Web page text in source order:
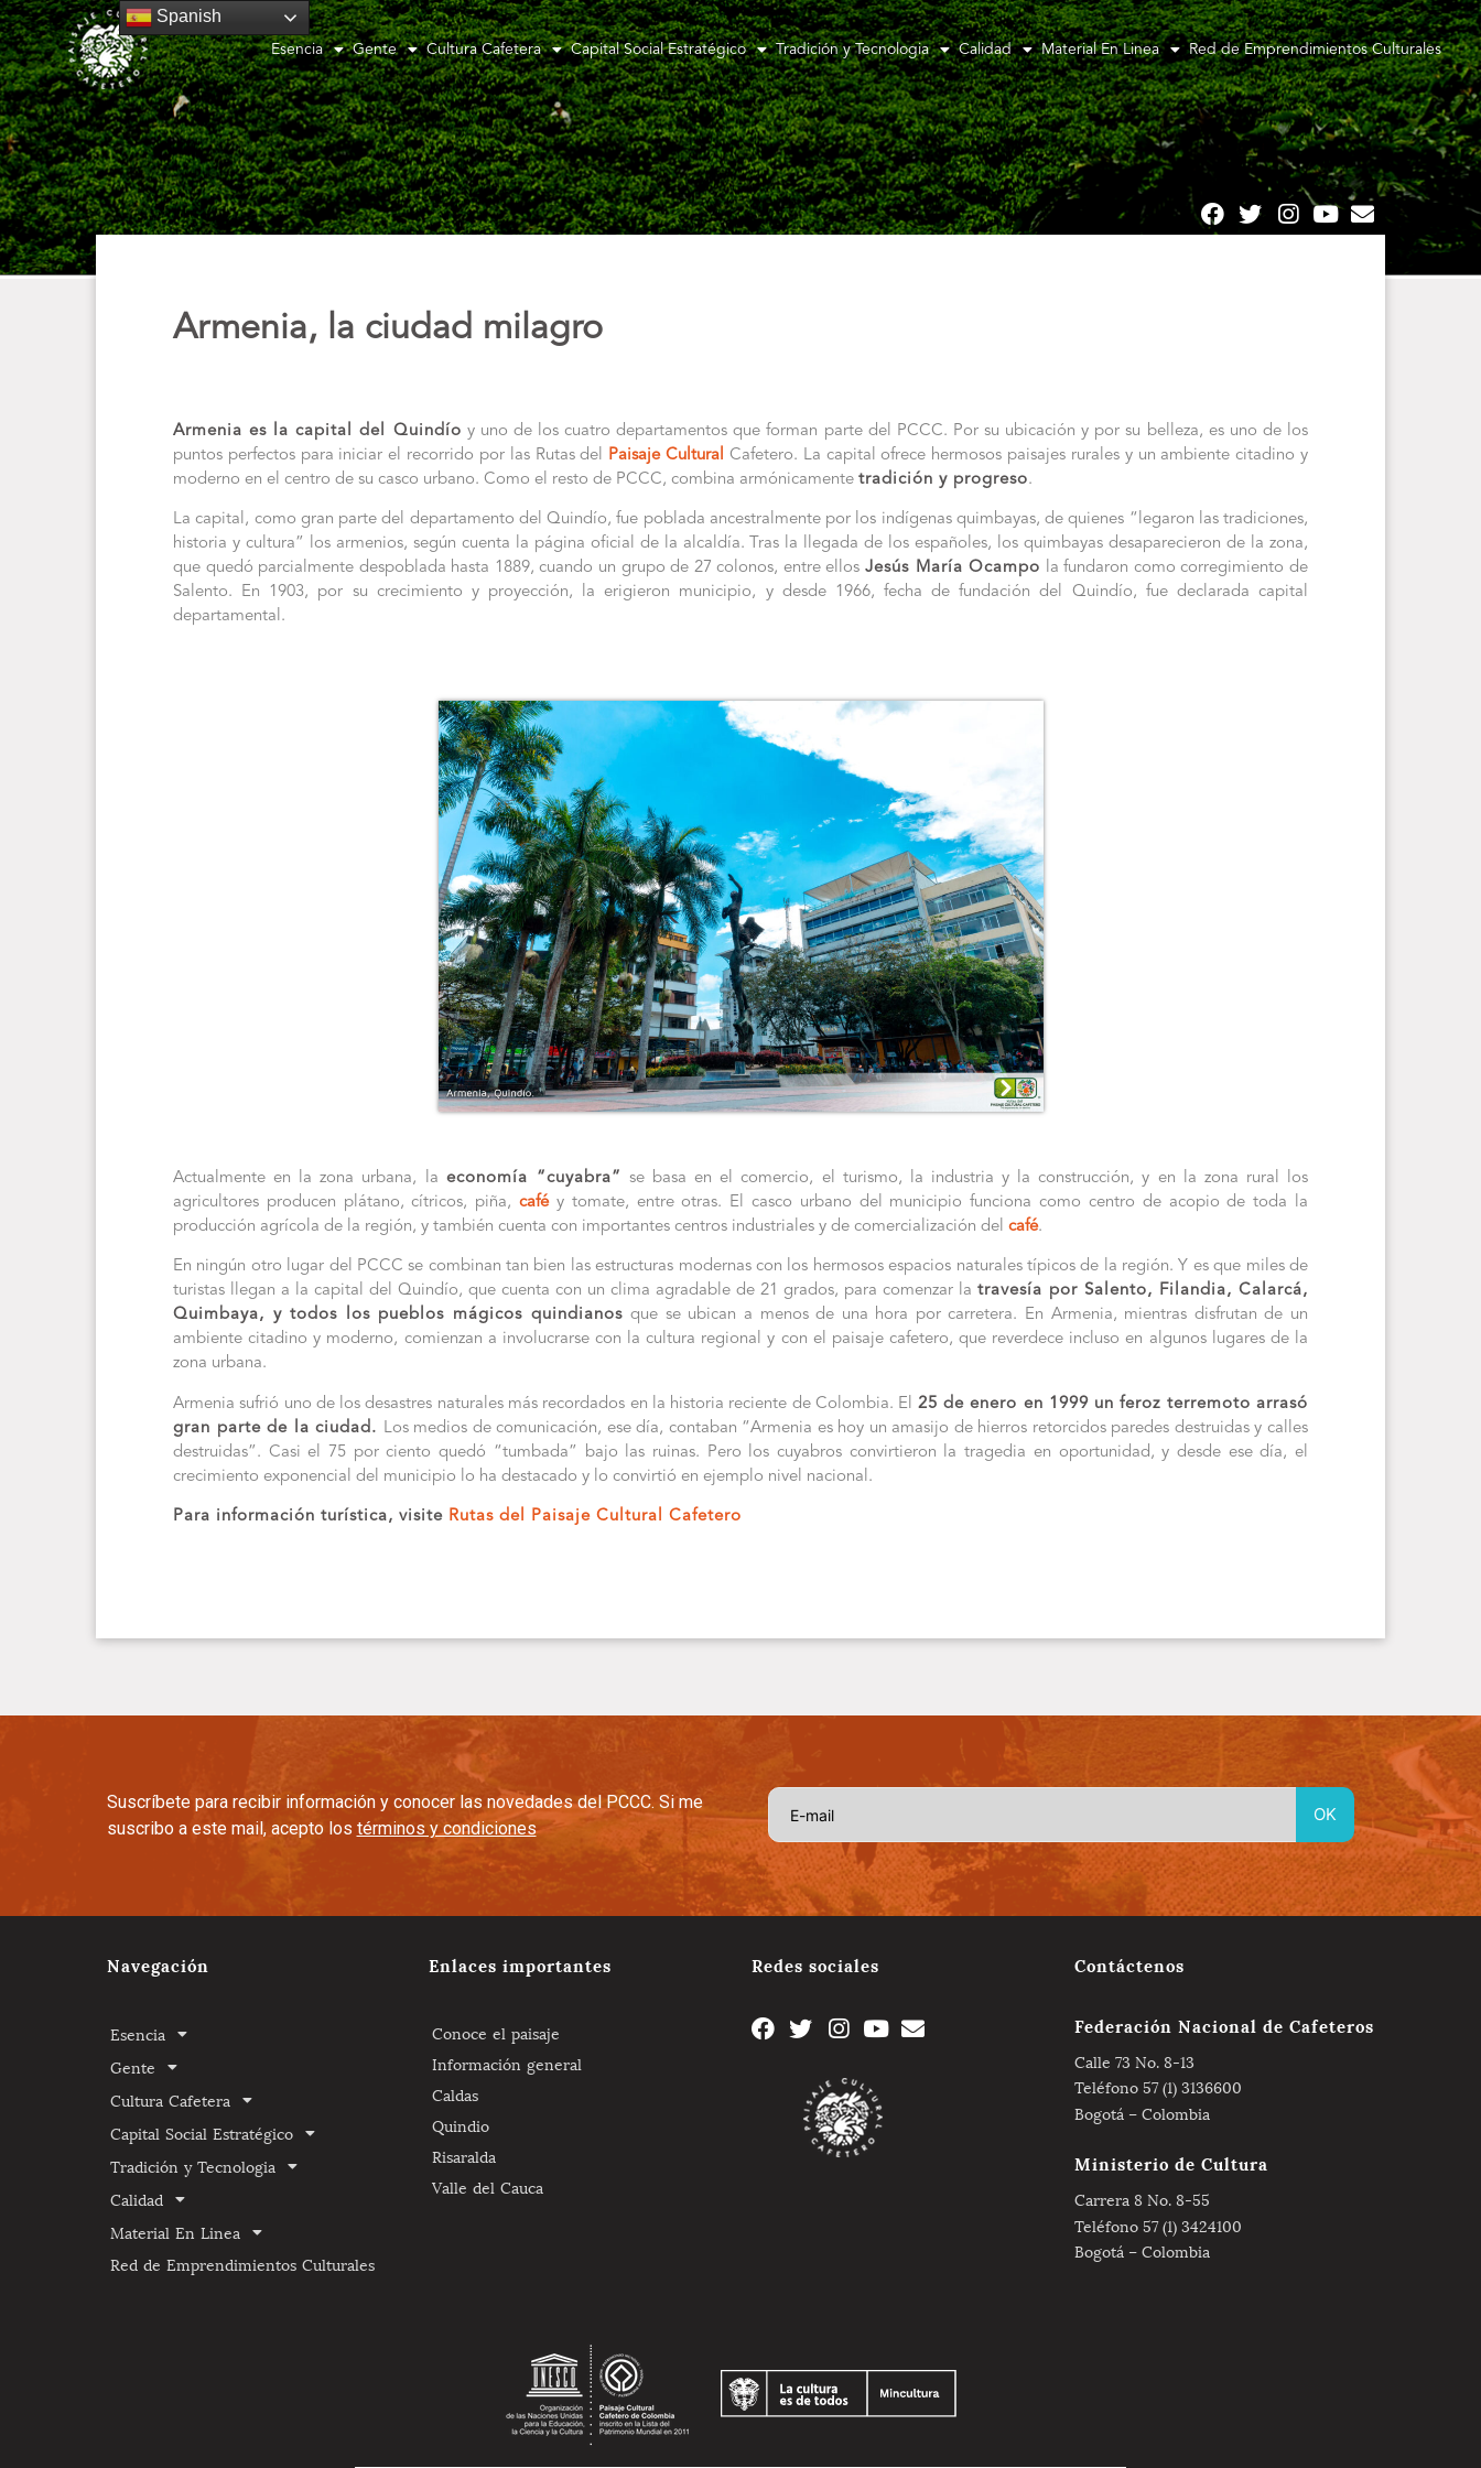
Esencia Gente Cultura Cafetera Capital Social Estratégico Tradición y Tecnologia Calidad Material En Linea Red de Emprendimientos Culturales
Armenia, la ciudad milagro
Armenia es la capital del Quindío y uno de los cuatro departamentos que forman parte del PCCC. Por su ubicación y por su belleza, es uno de los
puntos perfectos para iniciar el recorrido por las Rutas del
Paisaje Cultural Cafetero. La capital ofrece hermosos paisajes rurales y un ambiente citadino y
moderno en el centro de su casco urbano. Como el resto de PCCC, combina armónicamente tradición y progreso.
La capital, como gran parte del departamento del Quindío, fue poblada ancestralmente por los indígenas quimbayas, de quienes “legaron las tradiciones,
historia y cultura” los armenios, según cuenta la página oficial de la alcaldía. Tras la llegada de los españoles, los quimbayas desaparecieron de la zona,
que quedó parcialmente despoblada hasta 1889, cuando un grupo de 27 colonos, entre ellos Jesús María Ocampo la fundaron como corregimiento de
Salento. En 1903, por su crecimiento y proyección, la erigieron municipio, y desde 1966, fecha de fundación del Quindío, fue declarada capital
departamental.
Actualmente en la zona urbana, la economía “cuyabra”
se basa en el comercio, el turismo, la industria y la construcción, y en la zona rural los
agricultores producen plátano, cítricos, piña,caféy tomate, entre otras. El casco urbano del municipio funciona como centro de acopio de toda la
producción agrícola de la región, y también cuenta con importantes centros industriales y de comercialización del café.
En ningún otro lugar del PCCC se combinan tan bien las estructuras modernas con los hermosos espacios naturales típicos de la región. Y es que miles de
turistas llegan a la capital del Quindío, que cuenta con un clima agradable de 21 grados, para comenzar la travesía por Salento, Filandia, Calarcá,
Quimbaya, y todos los pueblos mágicos quindianosque se ubican a menos de una hora por carretera. En Armenia, mientras disfrutan de un
ambiente citadino y moderno, comienzan a involucrarse con la cultura regional y con el paisaje cafetero, que reverdece incluso en algunos lugares de la
zona urbana.
Armenia sufrió uno de los desastres naturales más recordados en la historia reciente de Colombia. El 25 de enero en 1999 un feroz terremoto arrasó
gran parte de la ciudad. Los medios de comunicación, ese día, contaban “Armenia es hoy un amasijo de hierros retorcidos paredes destruidas y calles
destruidas”. Casi el 75 por ciento quedó “tumbada” bajo las ruinas. Pero los cuyabros convirtieron la tragedia en oportunidad, y desde ese día, el
crecimiento exponencial del municipio lo ha destacado y lo convirtió en ejemplo nivel nacional.
Para información turística, visite Rutas del Paisaje Cultural Cafetero
Suscríbete para recibir información y conocer las novedades del PCCC. Si me
suscribo a este mail, acepto los términos y condiciones
Navegación
Esencia
Gente
Cultura Cafetera
Capital Social Estratégico
Tradición y Tecnologia
Calidad
Material En Linea
Red de Emprendimientos Culturales
Enlaces importantes
Conoce el paisaje
Información general
Caldas
Quindio
Risaralda
Valle del Cauca
Redes sociales Contáctenos
Federación Nacional de Cafeteros
Calle 73 No. 8-13
Teléfono 57 (1) 3136600
Bogotá – Colombia
Ministerio de Cultura
Carrera 8 No. 8-55
Teléfono 57 (1) 3424100
Bogotá – Colombia
Spanish